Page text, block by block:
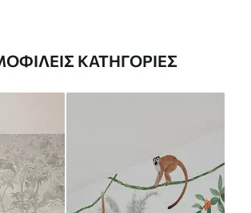
ΚΑΤΗΓΟΡΊΕΣ